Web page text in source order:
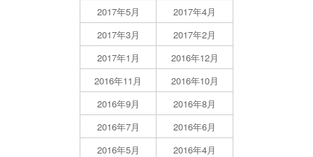
2017年5月
2017年4月
2017年3月
2017年2月
2017年1月
2016年12月
2016年11月
2016年10月
2016年9月
2016年8月
2016年7月
2016年6月
2016年5月
2016年4月